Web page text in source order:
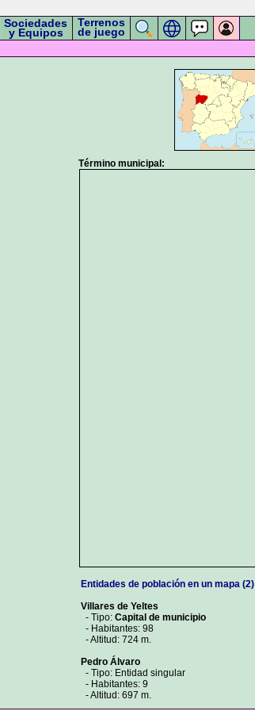
Sociedades
y Equipos
Terrenos
de juego
Término municipal:
Entidades de población en un mapa (2)
Villares de Yeltes
- Tipo: Capital de municipio
- Habitantes: 98
- Altitud: 724 m.
Pedro Álvaro
- Tipo: Entidad singular
- Habitantes: 9
- Altitud: 697 m.